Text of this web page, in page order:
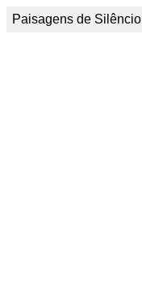
Paisagens de Silêncio